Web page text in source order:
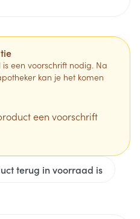
een voorschrift nodig. Na
kan je het komen
een voorschrift
terug in voorraad is